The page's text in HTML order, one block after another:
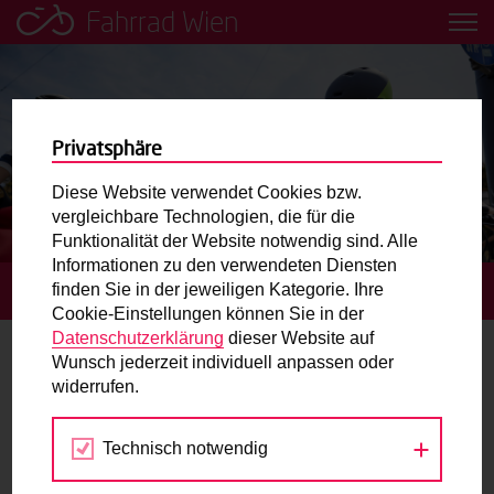
Fahrrad Wien
Leih dir einfach ein Transportfahrrad in deiner Nähe aus!
Mobilitätsbildung für Kinder und
Jugendliche
Radweg-Projektkarte
Routenplaner
Mit dem Fahrrad in Wien unterwegs? Hier finden Sie die
beste Route.
Wunschbox
Sie haben ein Anliegen zum Radverkehr? Schreiben Sie
STARTSEITE RADFAHRKURSE – SEKUNDARSTUFE I
Radfahrkurse – Sekundarstufe I
Kostenfreie Radfahrkurse für die Wiener
Sekundarstufe I
Privatsphäre
Diese Website verwendet Cookies bzw.
vergleichbare Technologien, die für die
Funktionalität der Website notwendig sind. Alle
Informationen zu den verwendeten Diensten
finden Sie in der jeweiligen Kategorie. Ihre
Cookie-Einstellungen können Sie in der
Datenschutzerklärung dieser Website auf
Wunsch jederzeit individuell anpassen oder
widerrufen.
Technisch notwendig